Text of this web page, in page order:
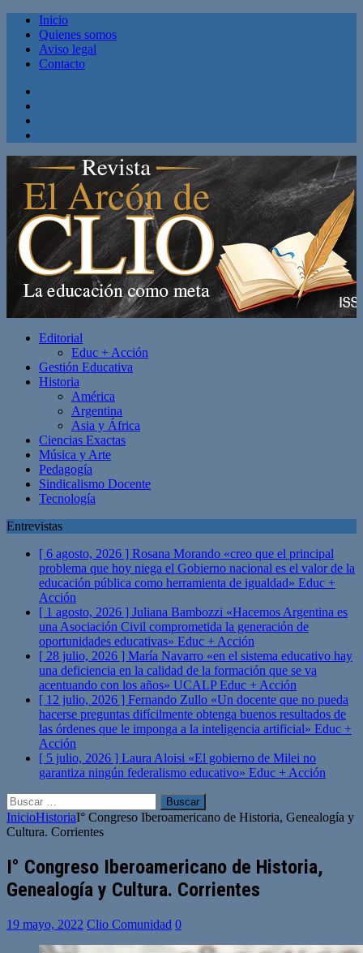
Inicio
Quienes somos
Aviso legal
Contacto
Editorial
Educ + Acción
Gestión Educativa
Historia
América
Argentina
Asia y África
Ciencias Exactas
Música y Arte
Pedagogía
Sindicalismo Docente
Tecnología
Entrevistas
[ 6 agosto, 2026 ] Rosana Morando «creo que el principal
problema que hoy niega el Gobierno nacional es el valor de la
educación pública como herramienta de igualdad» Educ +
Acción
[ 1 agosto, 2026 ] Juliana Bambozzi «Hacemos Argentina es
una Asociación Civil comprometida la generación de
oportunidades educativas» Educ + Acción
[ 28 julio, 2026 ] María Navarro «en el sistema educativo hay
una deficiencia en la calidad de la formación que se va
acentuando con los años» UCALPEduc + Acción
[ 12 julio, 2026 ] Fernando Zullo «Un docente que no pueda
hacerse preguntas difícilmente obtenga buenos resultados de
las órdenes que le imponga a la inteligencia artificial» Educ +
Acción
[ 5 julio, 2026 ] Laura Aloisi «El gobierno de Milei no
garantiza ningún federalismo educativo» Educ + Acción
Buscar:
InicioHistoriaI° Congreso Iberoamericano de Historia, Genealogía y
Cultura. Corrientes
I° Congreso Iberoamericano de Historia,
Genealogía y Cultura. Corrientes
19 mayo, 2022 Clio Comunidad 0